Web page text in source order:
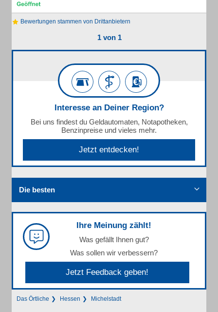
Bewertungen stammen von Drittanbietern
1 von 1
Interesse an Deiner Region?
Bei uns findest du Geldautomaten, Notapotheken,
Benzinpreise und vieles mehr.
Jetzt entdecken!
Die besten
Ihre Meinung zählt!
Was gefällt Ihnen gut?
Was sollen wir verbessern?
Jetzt Feedback geben!
Das Örtliche Hessen Michelstadt